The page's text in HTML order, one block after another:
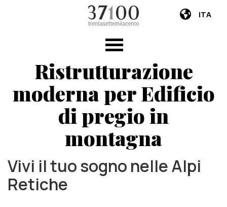
ITA
Ristrutturazione
moderna per Edificio
di pregio in
montagna
Vivi il tuo sogno nelle Alpi
Retiche